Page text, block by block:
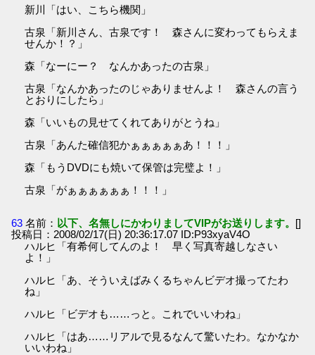
新川「はい、こちら機関」
古泉「新川さん、古泉です！ 森さんに変わってもらえま
せんか！？」
森「なーにー？ なんかあったの古泉」
古泉「なんかあったのじゃありませんよ！ 森さんの言う
とおりにしたら」
森「いいもの見せてくれてありがとうね」
古泉「あんた確信犯かぁぁぁぁぁあ！！！」
森「もうDVDにも焼いて保管は完璧よ！」
古泉「がぁぁぁぁぁぁ！！！」
63 名前： 以下、名無しにかわりましてVIPがお送りします。 []
投稿日：2008/02/17(日) 20:36:17.07 ID:P93xyaV4O
ハルヒ「有希何してんのよ！ 早く写真寄越しなさい
よ！」
ハルヒ「あ、そういえばみくるちゃんビデオ撮ってたわ
ね」
ハルヒ「ビデオも……っと。これでいいわね」
ハルヒ「はあ……リアルで見るなんて驚いたわ。なかなか
いいわね」